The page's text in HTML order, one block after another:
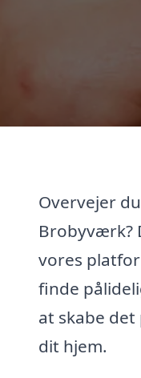
Overvejer
Brobyværk?
vores
finde
at skabe
dit hjem.